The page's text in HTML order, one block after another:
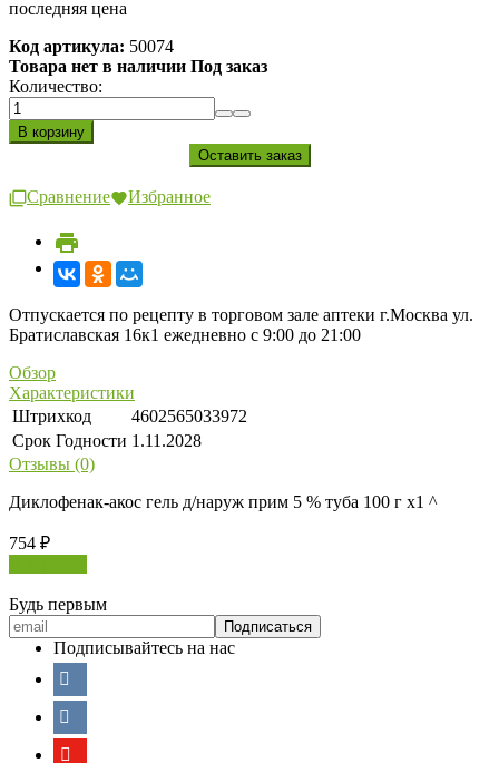
последняя цена
Код артикула: 50074
Товара нет в наличии Под заказ
Количество:
Сравнение Избранное
Отпускается по рецепту в торговом зале аптеки г.Москва ул.
Братиславская 16к1 ежедневно с 9:00 до 21:00
Обзор
Характеристики
Штрихкод
4602565033972
Срок Годности 1.11.2028
Отзывы (0)
Диклофенак-акос гель д/наруж прим 5 % туба 100 г х1 ^
754 ₽
Будь первым
Подписывайтесь на нас